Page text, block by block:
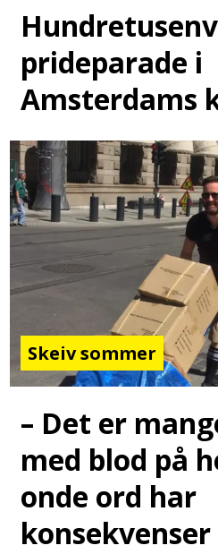
prideparade i
Amsterdams
Skeiv sommer
– Det er
med blod på
onde ord har
konsekvenser